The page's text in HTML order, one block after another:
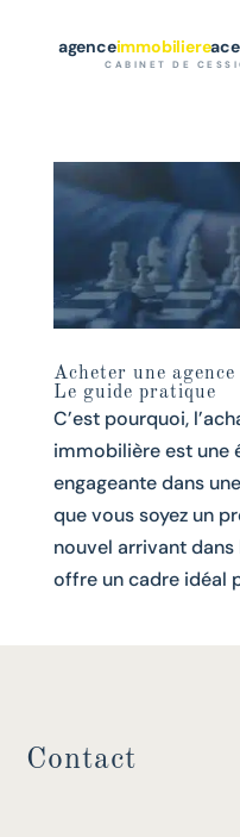
agenceimmobiliere
CABINET DE
Acheter une
Le guide pratique
C’est pourquoi,
immobilière est une
engageante dans
que vous soyez un
nouvel arrivant dans
offre un cadre idéal
Contact